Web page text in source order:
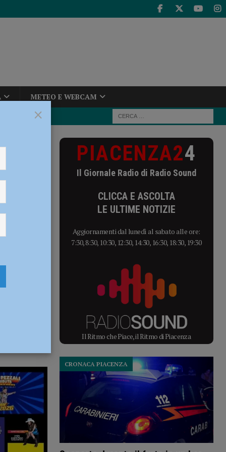
METEO E WEBCAM
di letame
PIACENZA24
Il Giornale Radio di Radio Sound
CLICCA E ASCOLTA
LE ULTIME NOTIZIE
Aggiornamenti dal lunedì al sabato alle ore:
7:30, 8:30, 10:30, 12:30, 14:30, 16:30, 18:30, 19:30
Il Ritmo che Piace, il Ritmo di Piacenza
CRONACA PIACENZA
×